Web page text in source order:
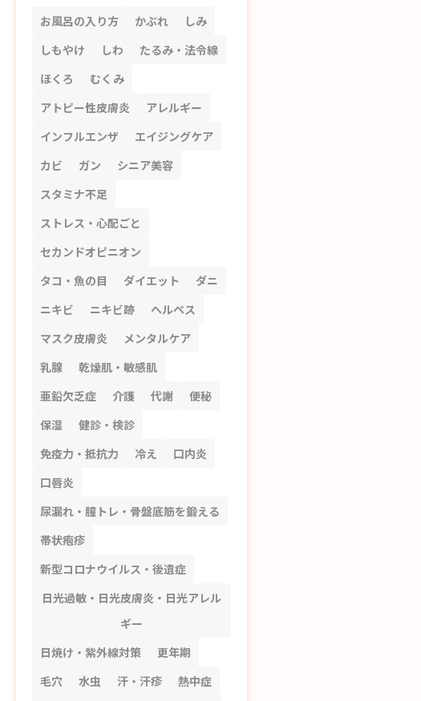
お風呂の入り方 かぶれ
しみ
しもやけ
しわ
たるみ・法令線
ほくろ
むくみ
アトピー性皮膚炎
アレルギー
インフルエンザ
エイジングケア
カビ
ガン
シニア美容
スタミナ不足
ストレス・心配ごと
セカンドオピニオン
タコ・魚の目
ダイエット
ダニ
ニキビ
ニキビ跡
ヘルペス
マスク皮膚炎
メンタルケア
乳腺
乾燥肌・敏感肌
亜鉛欠乏症
介護 代謝
便秘
保湿
健診・検診
免疫力・抵抗力
冷え
口内炎
口唇炎
尿漏れ・膣トレ・骨盤底筋を鍛える
帯状疱疹
新型コロナウイルス・後遺症
日光過敏・日光皮膚炎・日光アレル
ギー
日焼け・紫外線対策
更年期
毛穴
水虫 汗・汗疹
熱中症